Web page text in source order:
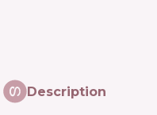
Description